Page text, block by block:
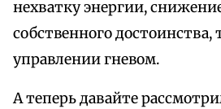
нехватку энергии,
собственного достоинства,
управлении гневом.
А теперь давайте